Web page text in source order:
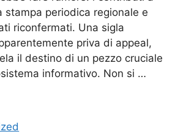
stampa periodica regionale e
riconfermati. Una sigla
priva di appeal,
il destino di un pezzo cruciale
informativo. Non si …